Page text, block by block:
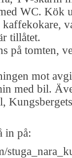
WC. Kök
tillåtet.
på tomten,
mot
med bil.
in på: